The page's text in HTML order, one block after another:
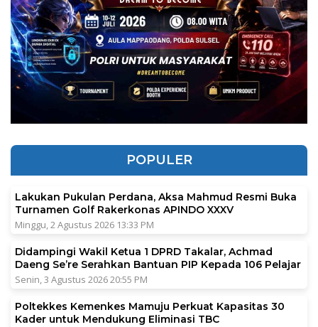
POPULER
Lakukan Pukulan Perdana, Aksa Mahmud Resmi Buka
Turnamen Golf Rakerkonas APINDO XXXV
Minggu, 2 Agustus 2026 13:33 PM
Didampingi Wakil Ketua 1 DPRD Takalar, Achmad
Daeng Se’re Serahkan Bantuan PIP Kepada 106 Pelajar
Senin, 3 Agustus 2026 20:55 PM
Poltekkes Kemenkes Mamuju Perkuat Kapasitas 30
Kader untuk Mendukung Eliminasi TBC